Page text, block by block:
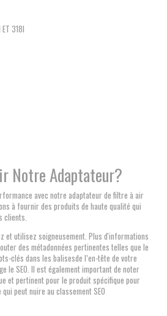
318I
Notre Adaptateur?
avec notre adaptateur de filtre à air
à fournir des produits de haute qualité qui
clients.
et utilisez soigneusement. Plus d'informations
des métadonnées pertinentes telles que le
clés dans les balisesde l’en-tête de votre
le SEO. Il est également important de noter
et pertinent pour le produit spécifique pour
peut nuire au classement SEO